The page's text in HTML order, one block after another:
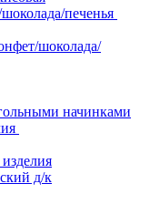
печенья
шоколада/
начинками
д/к